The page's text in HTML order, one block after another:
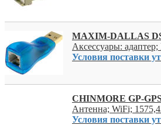
MAXIM-DALLAS
Аксессуары:
Условия поставки
CHINMORE GP-
Антенна; WiFi;
Условия поставки